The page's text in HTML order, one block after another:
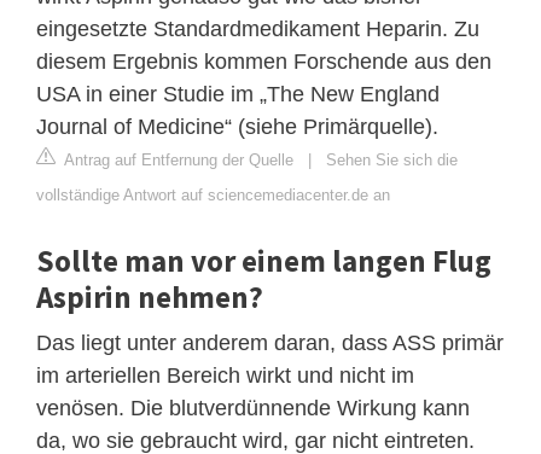
eingesetzte Standardmedikament Heparin. Zu
diesem Ergebnis kommen Forschende aus den
USA in einer Studie im „The New England
Journal of Medicine“ (siehe Primärquelle).
Antrag auf Entfernung der Quelle | Sehen Sie sich die
vollständige Antwort auf sciencemediacenter.de an
Sollte man vor einem langen Flug
Aspirin nehmen?
Das liegt unter anderem daran, dass ASS primär
im arteriellen Bereich wirkt und nicht im
venösen. Die blutverdünnende Wirkung kann
da, wo sie gebraucht wird, gar nicht eintreten.